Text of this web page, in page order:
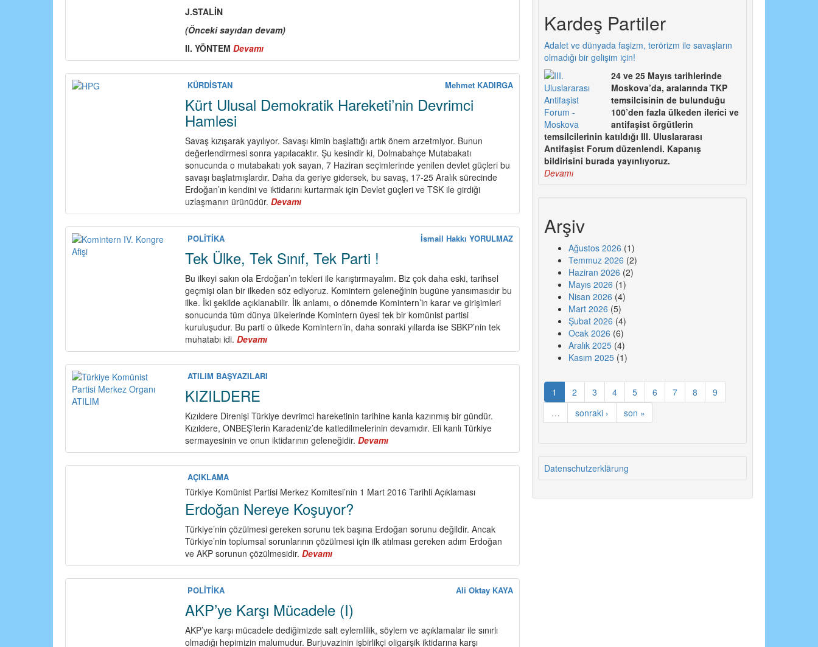
J.STALİN
(Önceki sayıdan devam)
II. YÖNTEM Devamı
LENİNİZMİN
TEMELLERİ
KÜRDİSTAN Mehmet KADIRGA
Kürt Ulusal Demokratik Hareketi’nin Devrimci
Hamlesi
Savaş kızışarak yayılıyor. Savaşı kimin başlattığı artık önem arzetmiyor. Bunun
değerlendirmesi sonra yapılacaktır. Şu kesindir ki, Dolmabahçe Mutabakatı
sonucunda o mutabakatı yok sayan, 7 Haziran seçimlerinde yenilen devlet güçleri bu
savaşı başlatmışlardır. Daha da geriye gidersek, bu savaş, 17-25 Aralık sürecinde
Erdoğan’ın kendini ve iktidarını kurtarmak için Devlet güçleri ve TSK ile girdiği
uzlaşmanın ürünüdür.Devamı
Kürt
Ulusal
Devrimci
Hamlesi
POLİTİKA İsmail Hakkı YORULMAZ
Tek Ülke, Tek Sınıf, Tek Parti !
Bu ilkeyi sakın ola Erdoğan’ın tekleri ile karıştırmayalım. Biz çok daha eski, tarihsel
geçmişi olan bir ilkeden söz ediyoruz. Komintern geleneğinin bugüne yansımasıdır bu
ilke. İki şekilde açıklanabilir. İlk anlamı, o dönemde Komintern’in karar ve girişimleri
sonucunda tüm dünya ülkelerinde Komintern üyesi tek bir komünist partisi
kuruluşudur. Bu parti o ülkede Komintern’in, daha sonraki yıllarda ise SBKP’nin tek
muhatabı idi.Devamı
Tek
Ülke,
Parti
!
ATILIM BAŞYAZILARI
KIZILDERE
Kızıldere Direnişi Türkiye devrimci hareketinin tarihine kanla kazınmış bir gündür.
Kızıldere, ONBEŞ’lerin Karadeniz’de katledilmelerinin devamıdır. Eli kanlı Türkiye
sermayesinin ve onun iktidarının geleneğidir.Devamı
KIZILDERE
AÇIKLAMA
Türkiye Komünist Partisi Merkez Komitesi’nin 1 Mart 2016 Tarihli Açıklaması
Erdoğan Nereye Koşuyor?
Türkiye’nin çözülmesi gereken sorunu tek başına Erdoğan sorunu değildir. Ancak
Türkiye’nin toplumsal sorunlarının çözülmesi için ilk atılması gereken adım Erdoğan
ve AKP sorunun çözülmesidir.Devamı
Erdoğan
Nereye
POLİTİKA Ali Oktay KAYA
AKP’ye Karşı Mücadele (I)
AKP’ye karşı mücadele dediğimizde salt eylemlilik, söylem ve açıklamalar ile sınırlı
olmadığı hepimizin malumudur. Burjuvazinin işbirlikçi oligarşik iktidarına karşı
Kardeş Partiler
Adalet ve dünyada faşizm, terörizm ile savaşların
olmadığı bir gelişim için!
24 ve 25 Mayıs tarihlerinde
Moskova’da, aralarında TKP
temsilcisinin de bulunduğu
100’den fazla ülkeden ilerici ve
antifaşist örgütlerin
temsilcilerinin katıldığı III. Uluslararası
Antifaşist Forum düzenlendi. Kapanış
bildirisini burada yayınlıyoruz.
Devamı
Arşiv
Ağustos 2026 (1)
Temmuz 2026 (2)
Haziran 2026 (2)
Mayıs 2026 (1)
Nisan 2026 (4)
Mart 2026 (5)
Şubat 2026 (4)
Ocak 2026 (6)
Aralık 2025(4)
Kasım 2025(1)
1 2 3 4 5 6 7 8
9
…
sonraki › son »
Datenschutzerklärung